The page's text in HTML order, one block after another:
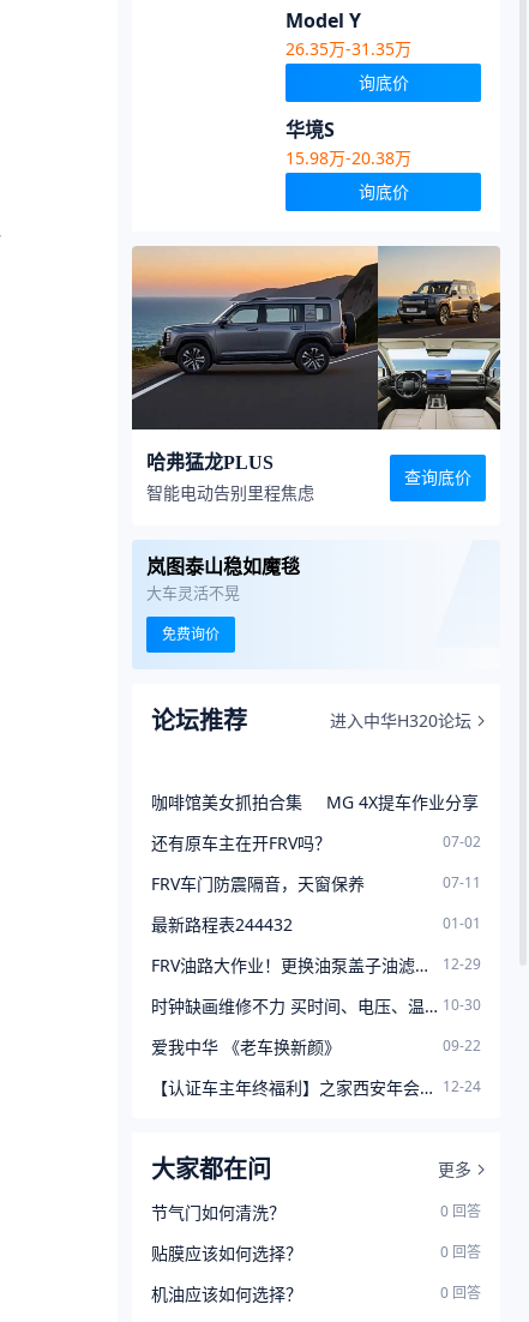
Model Y
26.35万-31.35万
询底价
华境S
15.98万-20.38万
询底价
哈弗猛龙PLUS
智能电动告别里程焦虑
查询底价
岚图泰山稳如魔毯
大车灵活不晃
免费询价
论坛推荐 进入中华H320论坛
咖啡馆美女抓拍合集
MG 4X提车作业分享
还有原车主在开FRV吗？
07-02
FRV车门防震隔音，天窗保养 07-11
最新路程表244432 01-01
FRV油路大作业！更换油泵盖子油滤清洗油箱 12-29
时钟缺画维修不力 买时间、电压、温度三合一数码管时钟替换 10-30
爱我中华 《老车换新颜》 09-22
【认证车主年终福利】之家西安年会，同心逐梦 志在巅峰！ 12-24
大家都在问
更多
节气门如何清洗？
0 回答
贴膜应该如何选择？ 0 回答
机油应该如何选择？ 0 回答